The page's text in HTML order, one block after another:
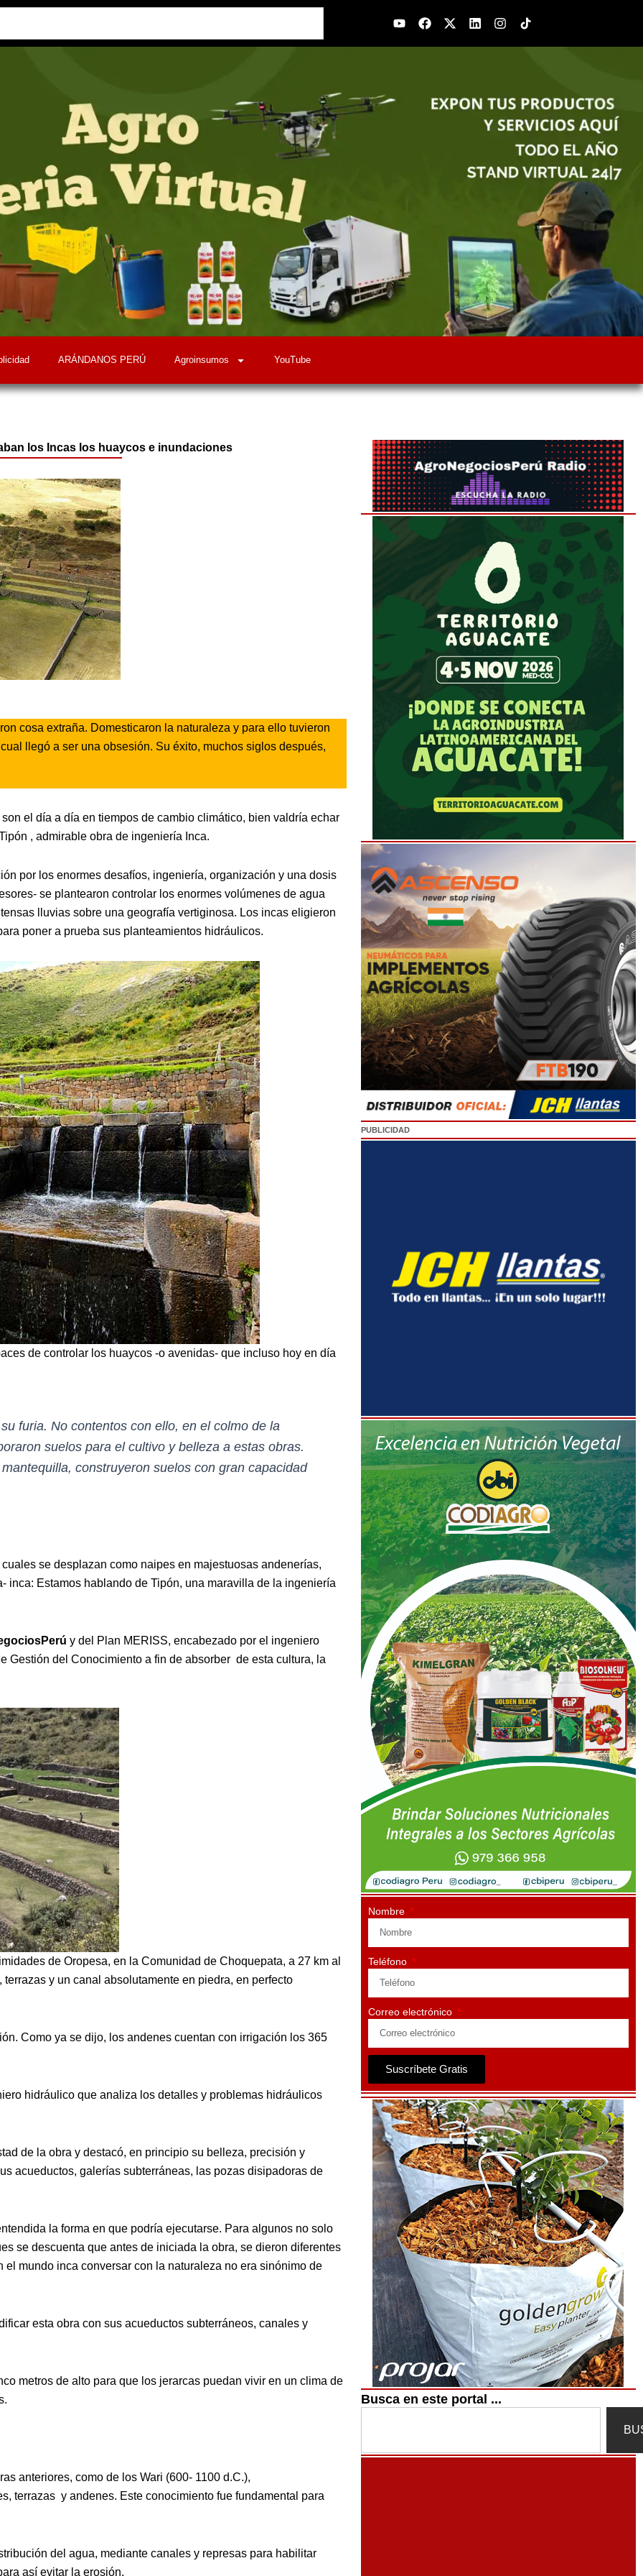
YoutubeFacebook
X-
twitter
LinkedinInstagram
ARÁNDANOS PERÚ Agroinsumos YouTube
los Incas los huaycos e inundaciones
cosa extraña. Domesticaron la naturaleza y para ello tuvieron
llegó a ser una obsesión. Su éxito, muchos siglos después,
el día a día en tiempos de cambio climático, bien valdría echar
, admirable obra de ingeniería Inca.
por los enormes desafíos, ingeniería, organización y una dosis
se plantearon controlar los enormes volúmenes de agua
lluvias sobre una geografía vertiginosa. Los incas eligieron
poner a prueba sus planteamientos hidráulicos.
de controlar los huaycos -o avenidas- que incluso hoy en día
furia. No contentos con ello, en el colmo de la
suelos para el cultivo y belleza a estas obras.
construyeron suelos con gran capacidad
se desplazan como naipes en majestuosas andenerías,
inca: Estamos hablando de Tipón, una maravilla de la ingeniería
y del Plan MERISS, encabezado por el ingeniero
Gestión del Conocimiento a fin de absorber de esta cultura, la
de Oropesa, en la Comunidad de Choquepata, a 27 km al
y un canal absolutamente en piedra, en perfecto
Como ya se dijo, los andenes cuentan con irrigación los 365
hidráulico que analiza los detalles y problemas hidráulicos
de la obra y destacó, en principio su belleza, precisión y
acueductos, galerías subterráneas, las pozas disipadoras de
la forma en que podría ejecutarse. Para algunos no solo
se descuenta que antes de iniciada la obra, se dieron diferentes
mundo inca conversar con la naturaleza no era sinónimo de
esta obra con sus acueductos subterráneos, canales y
metros de alto para que los jerarcas puedan vivir en un clima de
anteriores, como de los Wari (600- 1100 d.C.),
terrazas y andenes. Este conocimiento fue fundamental para
del agua, mediante canales y represas para habilitar
así evitar la erosión.
PUBLICIDAD
Nombre
Teléfono
Correo electrónico
Suscríbete Gratis
Busca en este portal ...